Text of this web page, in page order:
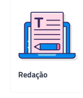
Redação